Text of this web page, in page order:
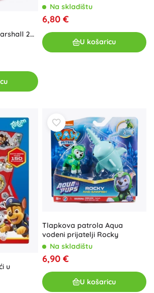
20
Na skladištu
6,80 €
U košaricu
u
Tlapkova patrola Aqua
vodeni prijatelji Rocky
Na skladištu
6,90 €
U košaricu